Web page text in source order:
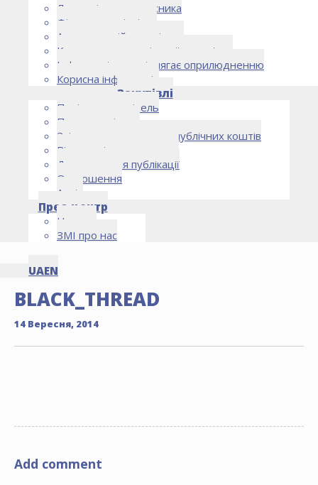
Лист очікувань власника
Фінансова звітність
Антикорупційна політика
Кодекс етики та ділової поведінки
Інформація, що підлягає оприлюдненню
Корисна інформація
Закупівлі
Політика закупівель
План закупівель
Звіт про використання публічних коштів
Відомості про договори
Договори для публікації
Оголошення
Архів
Прес-центр
Новини
ЗМІ про нас
UAEN
BLACK_THREAD
14 Вересня, 2014
Add comment